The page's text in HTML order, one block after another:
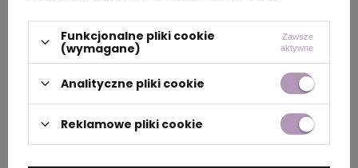
Wymiary
kartonu
zewnętrznego
OPIS
Funkcjonalne pliki cookie
(wymagane)
Zawsze
aktywne
Analityczne pliki cookie
Reklamowe pliki cookie